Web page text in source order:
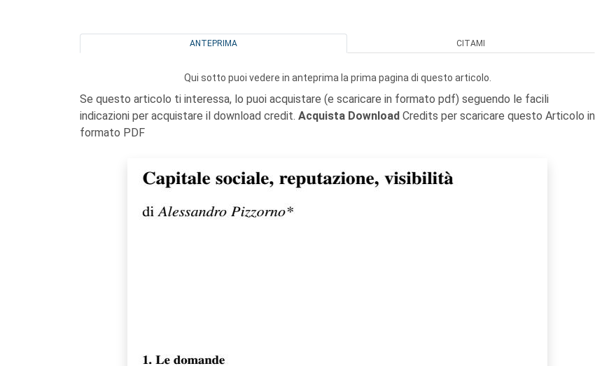
ANTEPRIMA CITAMI
Qui sotto puoi vedere in anteprima la prima pagina di questo articolo.
Se questo articolo ti interessa, lo puoi acquistare (e scaricare in formato pdf) seguendo le facili
indicazioni per acquistare il download credit. Acquista Download Credits per scaricare questo Articolo in
formato PDF